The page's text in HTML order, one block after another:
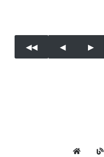
◀︎◀︎ ◀︎ ▶︎